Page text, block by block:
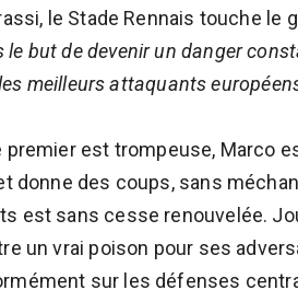
le Stade Rennais touche le
but de devenir un danger
meilleurs attaquants
premier est trompeuse, Marco
donne des coups, sans
est sans cesse renouvelée.
un vrai poison pour ses
sur les défenses